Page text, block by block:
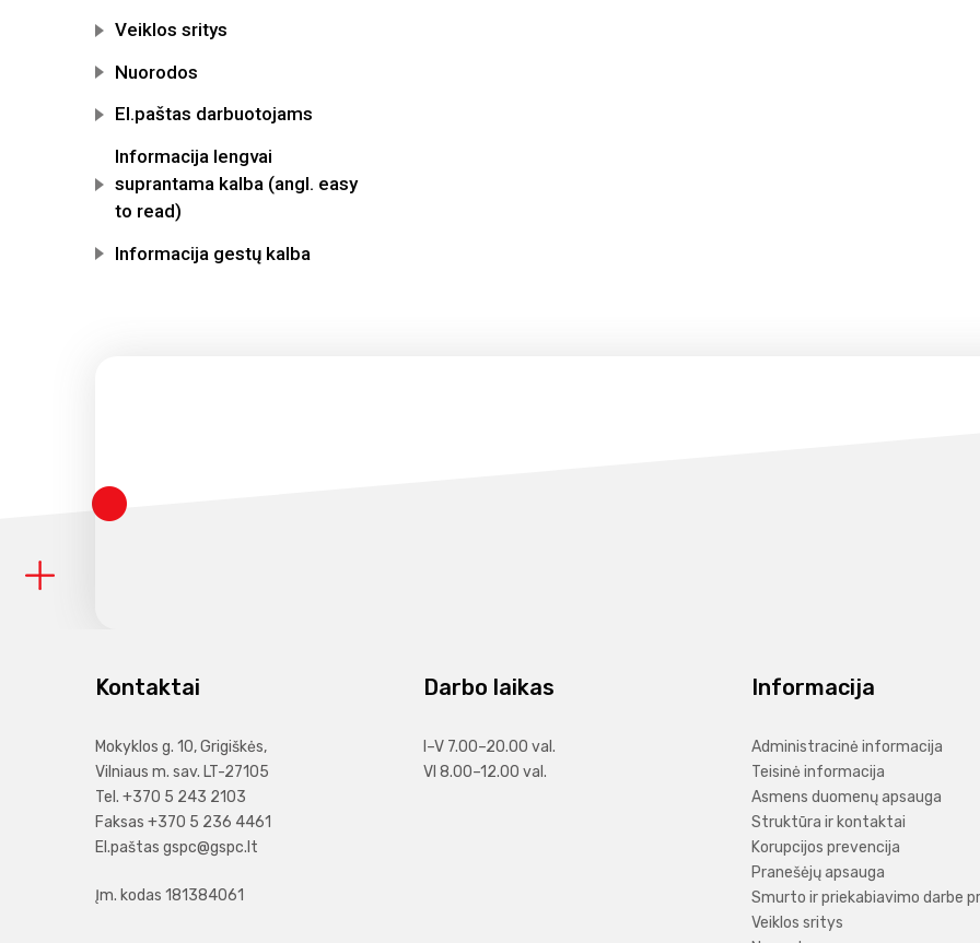
Veiklos sritys
Nuorodos
El.paštas darbuotojams
Informacija lengvai
suprantama kalba (angl. easy
to read)
Informacija gestų kalba
Kontaktai
Mokyklos g. 10, Grigiškės,
Vilniaus m. sav. LT-27105
Tel. +370 5 243 2103
Faksas +370 5 236 4461
El.paštas gspc@gspc.lt
Įm. kodas 181384061
Darbo laikas
I–V 7.00–20.00 val.
VI 8.00–12.00 val.
Informacija
Administracinė informacija
Teisinė informacija
Asmens duomenų apsauga
Struktūra ir kontaktai
Korupcijos prevencija
Pranešėjų apsauga
Smurto ir priekabiavimo darbe
Veiklos sritys